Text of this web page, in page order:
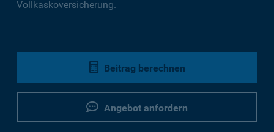
Vollkaskoversicherung.
Beitrag berechnen
Angebot anfordern